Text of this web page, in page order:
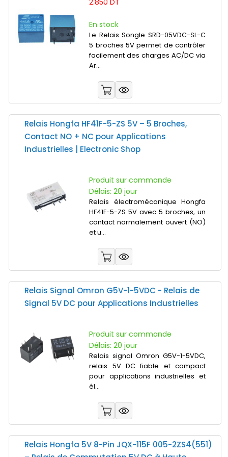
2.850 DT
En stock
Le Relais Songle SRD-05VDC-SL-C
5 broches 5V permet de contrôler
facilement des charges AC/DC via
Ar...
Relais Hongfa HF41F-5-ZS 5V – 5 Broches,
Contact NO + NC pour Applications
Industrielles | Electronic Shop
Produit sur commande
Délais: 20 jour
Relais électromécanique Hongfa
HF41F-5-ZS 5V avec 5 broches, un
contact normalement ouvert (NO)
et u...
Relais Signal Omron G5V-1-5VDC - Relais de
Signal 5V DC pour Applications Industrielles
Produit sur commande
Délais: 20 jour
Relais signal Omron G5V-1-5VDC,
relais 5V DC fiable et compact
pour applications industrielles et
él...
Relais Hongfa 5V 8-Pin JQX-115F 005-2ZS4(551)